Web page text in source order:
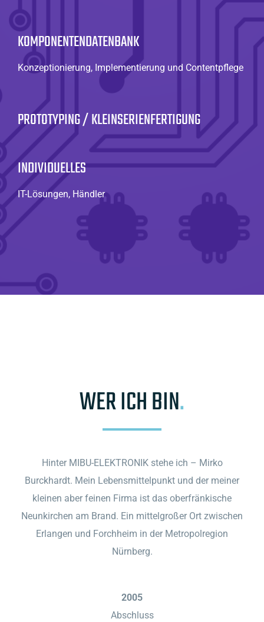
KOMPONENTENDATENBANK
Konzeptionierung, Implementierung und Contentpflege
PROTOTYPING / KLEINSERIENFERTIGUNG
INDIVIDUELLES
IT-Lösungen, Händler
WER ICH BIN.
Hinter MIBU-ELEKTRONIK stehe ich – Mirko
Burckhardt. Mein Lebensmittelpunkt und der meiner
kleinen aber feinen Firma ist das oberfränkische
Neunkirchen am Brand. Ein mittelgroßer Ort zwischen
Erlangen und Forchheim in der Metropolregion
Nürnberg.
2005
Abschluss